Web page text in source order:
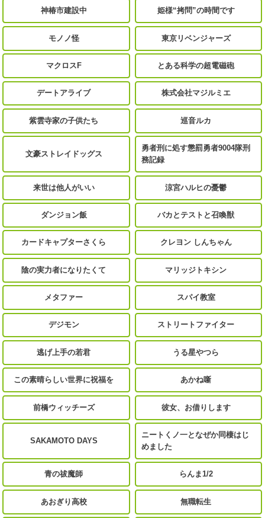
神椿市建設中 姫様“拷問”の時間です
モノノ怪 東京リベンジャーズ
マクロスF とある科学の超電磁砲
デートアライブ 株式会社マジルミエ
紫雲寺家の子供たち 巡音ルカ
文豪ストレイドッグス
勇者刑に処す懲罰勇者9004隊刑
務記録
来世は他人がいい 涼宮ハルヒの憂鬱
ダンジョン飯 バカとテストと召喚獣
カードキャプターさくら クレヨン しんちゃん
陰の実力者になりたくて マリッジトキシン
メタファー スパイ教室
デジモン ストリートファイター
逃げ上手の若君 うる星やつら
この素晴らしい世界に祝福を あかね噺
前橋ウィッチーズ 彼女、お借りします
SAKAMOTO DAYS
ニートくノ一となぜか同棲はじ
めました
青の祓魔師 らんま1/2
あおぎり高校 無職転生